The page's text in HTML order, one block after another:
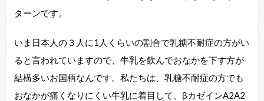
ターンです。
いま日本人の３人に1人くらいの割合で乳糖不耐症の方がい
ると言われていますので、牛乳を飲んでおなかを下す方が
結構多いお国柄なんです。私たちは、乳糖不耐症の方でも
おなかが痛くなりにくい牛乳に着目して、βカゼインA2A2